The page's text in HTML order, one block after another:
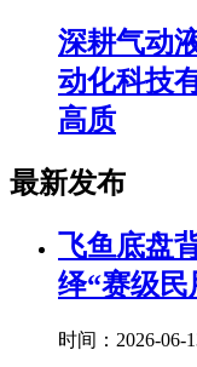
深耕气动
动化科技
高质
最新发布
飞鱼底盘
绎“赛级
时间：2026-06-